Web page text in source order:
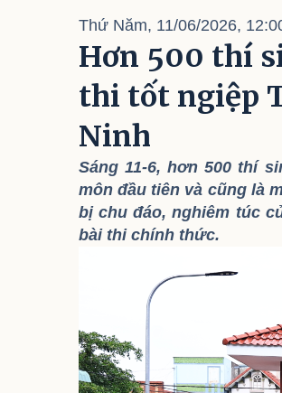
Thứ Năm, 11/06/2026,
Hơn 500 thí
thi tốt ngiệp
Ninh
Sáng 11-6, hơn 500 thí
môn đầu tiên và cũng là
bị chu đáo, nghiêm túc
bài thi chính thức.